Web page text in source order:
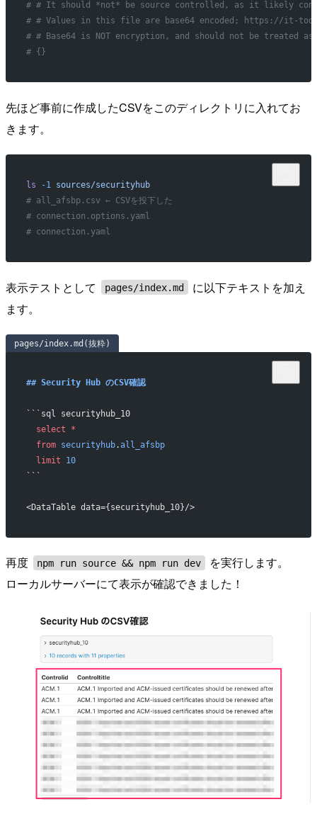
# # It should *not* be source controlled, as it likely
# # Values in this file are base64 encoded; https://it-
# # Base64 is NOT encryption, and should not be treated as
# {}
先ほど事前に作成したCSVをこのディレクトリに入れてお
きます。
ls -1 sources/securityhub
# all_afsbp.csv ← CSVを投下した
# connection.options.yaml
# connection.yaml
表示テストとして pages/index.md
に以下テキストを加え
ます。
pages/index.md(抜粋)
## Security Hub のCSV確認
```sql securityhub_10
  select
*
  from
securityhub.all_afsbp
  limit
10
```
<DataTable data={securityhub_10}/>
再度 npm run source && npm run dev
を実行します。
ローカルサーバーにて表示が確認できました！